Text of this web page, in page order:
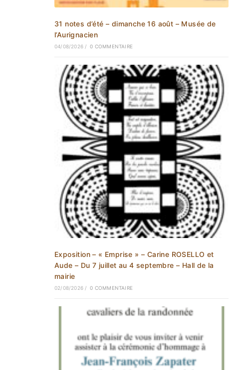
31 notes d’été – dimanche 16 août – Musée de
l’Aurignacien
04/08/2026 / 0 COMMENTAIRE
Exposition – « Emprise » – Carine ROSELLO et
Aude – Du 7 juillet au 4 septembre – Hall de la
mairie
02/08/2026 / 0 COMMENTAIRE